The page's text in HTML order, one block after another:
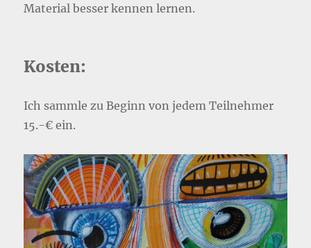
Material besser kennen lernen.
Kosten:
Ich sammle zu Beginn von jedem Teilnehmer
15.-€ ein.